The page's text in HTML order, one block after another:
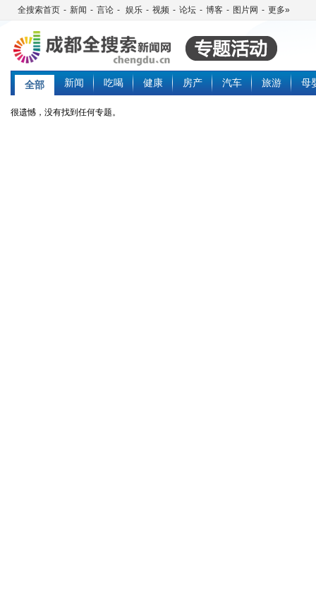
全搜索首页 - 新闻 - 言论 - 娱乐 - 视频 - 论坛 - 博客 - 图片网 - 更多»
全部 新闻 吃喝 健康 房产 汽车 旅游 母
很遗憾，没有找到任何专题。